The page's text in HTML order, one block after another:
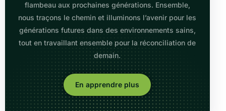
flambeau aux prochaines générations. Ensemble,
nous traçons le chemin et illuminons l’avenir pour les
générations futures dans des environnements sains,
tout en travaillant ensemble pour la réconciliation de
demain.
En apprendre plus